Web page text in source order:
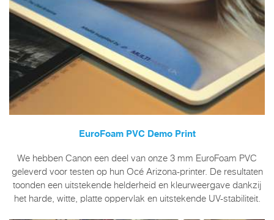
EuroFoam PVC Demo Print
We hebben Canon een deel van onze 3 mm EuroFoam PVC
geleverd voor testen op hun Océ Arizona-printer. De resultaten
toonden een uitstekende helderheid en kleurweergave dankzij
het harde, witte, platte oppervlak en uitstekende UV-stabiliteit.